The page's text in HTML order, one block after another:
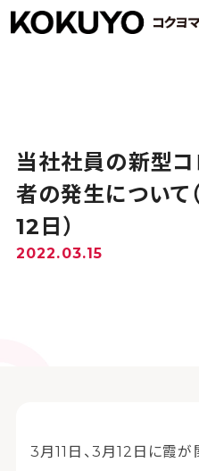
当社社員の新型
者の発生について
12日）
2022.03.15
3月11日、3月12日に霞が